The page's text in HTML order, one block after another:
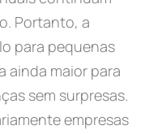
Portanto, a
para pequenas
ainda maior para
sem surpresas.
empresas